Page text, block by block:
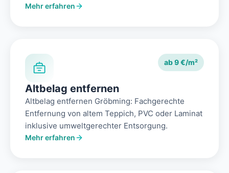
Mehr erfahren
ab 9 €/m²
Altbelag entfernen
Altbelag entfernen Gröbming: Fachgerechte
Entfernung von altem Teppich, PVC oder Laminat
inklusive umweltgerechter Entsorgung.
Mehr erfahren